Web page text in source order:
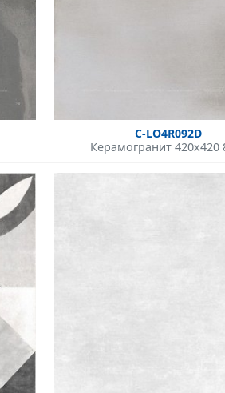
C-LO4R092D
Керамогранит 420x420